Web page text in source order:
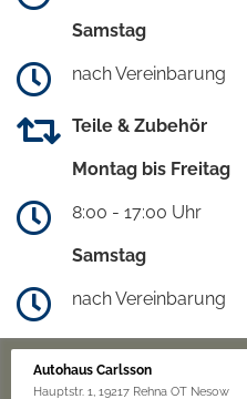
Samstag
nach Vereinbarung
Teile & Zubehör
Montag bis Freitag
8:00 - 17:00 Uhr
Samstag
nach Vereinbarung
Autohaus Carlsson
Hauptstr. 1, 19217 Rehna OT Nesow